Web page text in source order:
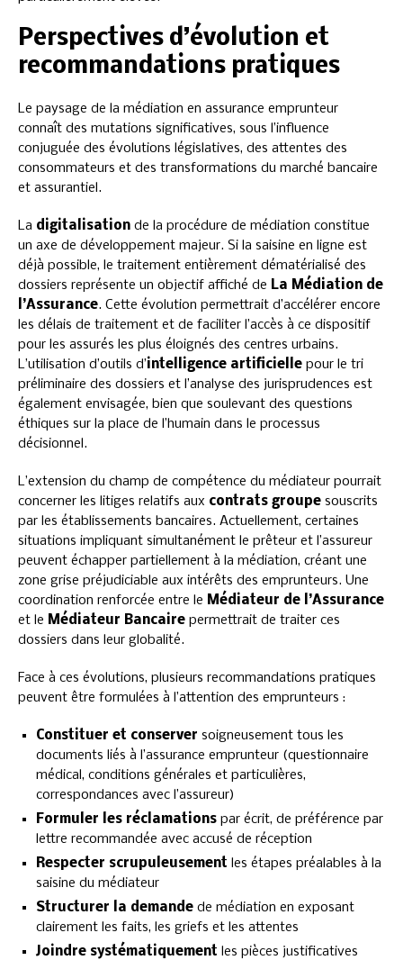
Perspectives d’évolution et
recommandations pratiques
Le paysage de la médiation en assurance emprunteur
connaît des mutations significatives, sous l’influence
conjuguée des évolutions législatives, des attentes des
consommateurs et des transformations du marché bancaire
et assurantiel.
La digitalisation de la procédure de médiation constitue
un axe de développement majeur. Si la saisine en ligne est
déjà possible, le traitement entièrement dématérialisé des
dossiers représente un objectif affiché de La Médiation de
l’Assurance. Cette évolution permettrait d’accélérer encore
les délais de traitement et de faciliter l’accès à ce dispositif
pour les assurés les plus éloignés des centres urbains.
L’utilisation d’outils d’intelligence artificielle pour le tri
préliminaire des dossiers et l’analyse des jurisprudences est
également envisagée, bien que soulevant des questions
éthiques sur la place de l’humain dans le processus
décisionnel.
L’extension du champ de compétence du médiateur pourrait
concerner les litiges relatifs aux contrats groupe souscrits
par les établissements bancaires. Actuellement, certaines
situations impliquant simultanément le prêteur et l’assureur
peuvent échapper partiellement à la médiation, créant une
zone grise préjudiciable aux intérêts des emprunteurs. Une
coordination renforcée entre le Médiateur de l’Assurance
et le Médiateur Bancaire permettrait de traiter ces
dossiers dans leur globalité.
Face à ces évolutions, plusieurs recommandations pratiques
peuvent être formulées à l’attention des emprunteurs :
Constituer et conserver soigneusement tous les
documents liés à l’assurance emprunteur (questionnaire
médical, conditions générales et particulières,
correspondances avec l’assureur)
Formuler les réclamations par écrit, de préférence par
lettre recommandée avec accusé de réception
Respecter scrupuleusement les étapes préalables à la
saisine du médiateur
Structurer la demande de médiation en exposant
clairement les faits, les griefs et les attentes
Joindre systématiquement les pièces justificatives